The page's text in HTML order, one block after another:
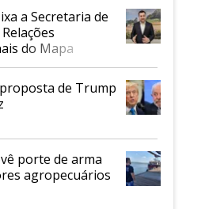
a Secretaria de
do Mapa
de Trump
porte de arma
agropecuários